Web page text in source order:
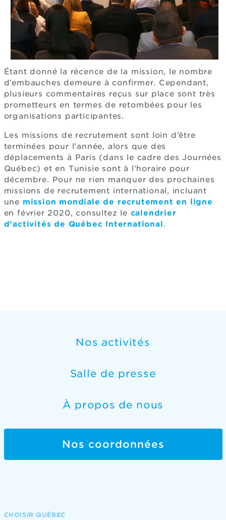
Étant donné la récence de la mission, le nombre
d’embauches demeure à confirmer. Cependant,
plusieurs commentaires reçus sur place sont très
prometteurs en termes de retombées pour les
organisations participantes.
Les missions de recrutement sont loin d’être
terminées pour l’année, alors que des
déplacements à Paris (dans le cadre des Journées
Québec) et en Tunisie sont à l’horaire pour
décembre. Pour ne rien manquer des prochaines
missions de recrutement international, incluant
une mission mondiale de recrutement en ligne
en février 2020, consultez le calendrier
d’activités de Québec International .
Nos activités
Salle de presse
À propos de nous
Nos coordonnées
CHOISIR QUÉBEC